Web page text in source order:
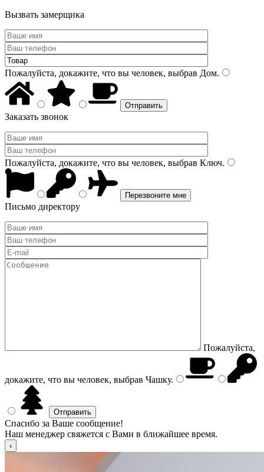
Вызвать замерщика
Пожалуйста, докажите, что вы человек, выбрав Дом.
Заказать звонок
Пожалуйста, докажите, что вы человек, выбрав Ключ.
Письмо директору
Пожалуйста,
докажите, что вы человек, выбрав Чашку.
Спасибо за Ваше сообщение!
Наш менеджер свяжется с Вами в ближайшее время.